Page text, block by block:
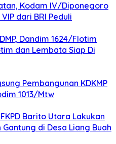
Kodam IV/Diponegoro
dari BRI Peduli
Dandim 1624/Flotim
dan Lembata Siap Di
Pembangunan KDKMP
1013/Mtw
Barito Utara Lakukan
di Desa Liang Buah